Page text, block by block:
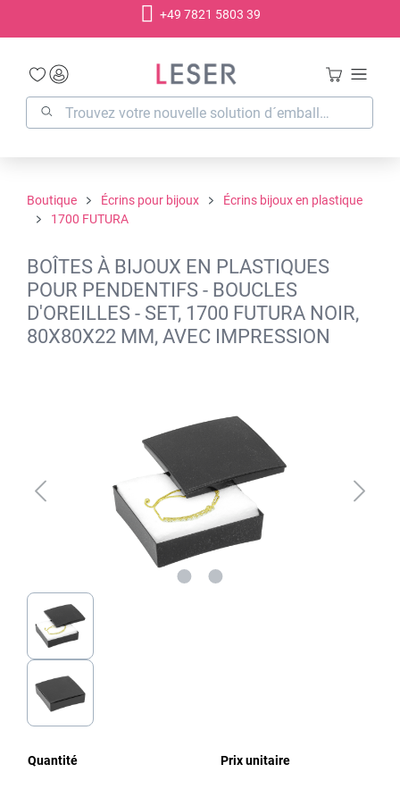
+49 7821 5803 39
Boutique Écrins pour bijoux
Écrins bijoux en plastique
1700 FUTURA
BOÎTES À BIJOUX EN PLASTIQUES
POUR PENDENTIFS - BOUCLES
D'OREILLES - SET, 1700 FUTURA NOIR,
80X80X22 MM, AVEC IMPRESSION
Quantité Prix unitaire